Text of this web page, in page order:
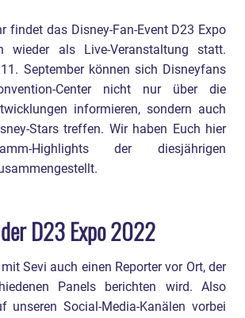
findet das Disney-Fan-Event D23 Expo
wieder als Live-Veranstaltung statt.
September können sich Disneyfans
Center nicht nur über die
informieren, sondern auch
Stars treffen. Wir haben Euch hier
Highlights der diesjährigen
D23 Expo 2022
Sevi auch einen Reporter vor Ort, der
Panels berichten wird. Also
unseren Social-Media-Kanälen vorbei